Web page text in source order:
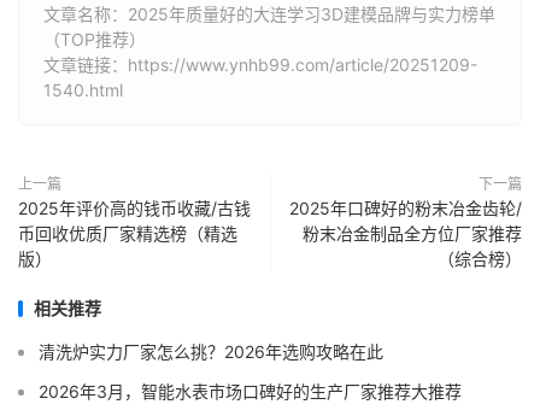
文章名称：2025年质量好的大连学习3D建模品牌与实力榜单
（TOP推荐）
文章链接：https://www.ynhb99.com/article/20251209-
1540.html
上一篇
2025年评价高的钱币收藏/古钱
币回收优质厂家精选榜（精选
版）
下一篇
2025年口碑好的粉末冶金齿轮/
粉末冶金制品全方位厂家推荐
（综合榜）
相关推荐
清洗炉实力厂家怎么挑？2026年选购攻略在此
2026年3月，智能水表市场口碑好的生产厂家推荐大推荐